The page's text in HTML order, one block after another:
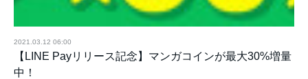
2021.03.12 06:00
【LINE Payリリース記念】マンガコインが最大30%増量
中！